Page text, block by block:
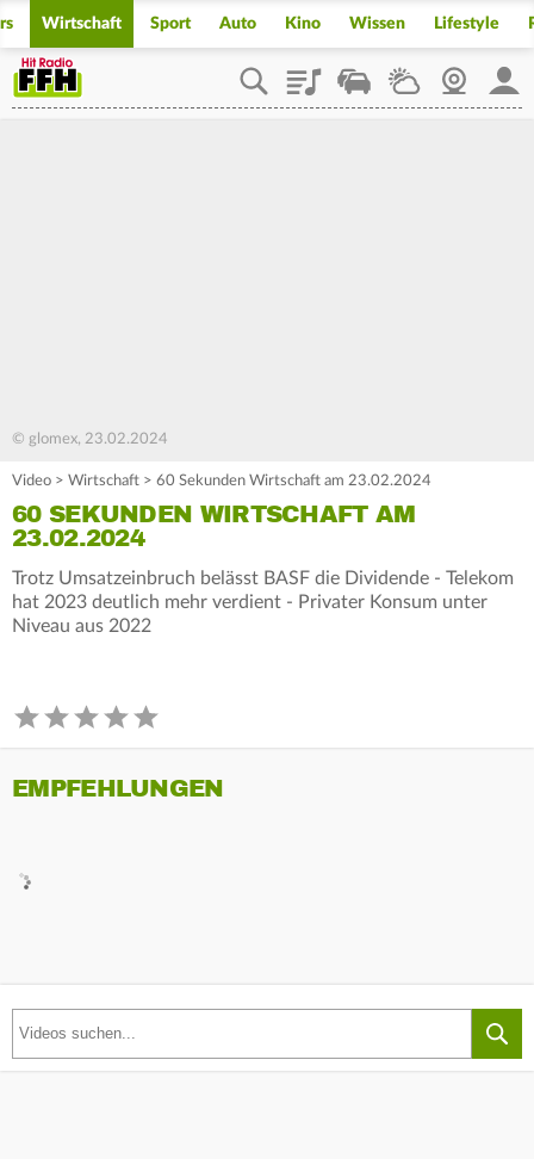
Wirtschaft Sport Auto Kino Wissen Lifestyle
PlaylistStaupilotWetterWebcam
© glomex, 23.02.2024
Video > Wirtschaft > 60 Sekunden Wirtschaft am 23.02.2024
60 SEKUNDEN WIRTSCHAFT AM
23.02.2024
Trotz Umsatzeinbruch belässt BASF die Dividende - Telekom
hat 2023 deutlich mehr verdient - Privater Konsum unter
Niveau aus 2022
EMPFEHLUNGEN